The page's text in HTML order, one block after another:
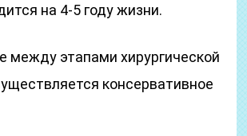
на 4-5 году жизни.
между этапами хирургической
консервативное